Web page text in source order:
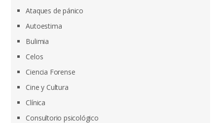
Ataques de pánico
Autoestima
Bulimia
Celos
Ciencia Forense
Cine y Cultura
Clínica
Consultorio psicológico